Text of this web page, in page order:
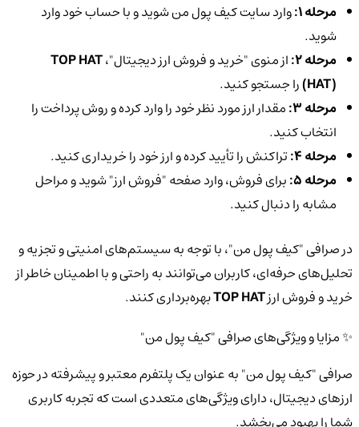
مرحله 1: وارد سایت کیف پول من شوید و با حساب خود وارد
شوید.
مرحله 2: از منوی "خرید و فروش ارز دیجیتال"،TOP HAT
(HAT)را جستجو کنید.
مرحله 3:
مقدار ارز مورد نظر خود را وارد کرده و روش پرداخت را
انتخاب کنید.
مرحله 4: تراکنش را تأیید کرده و ارز خود را خریداری کنید.
مرحله 5: برای فروش، وارد صفحه "فروش ارز" شوید و مراحل
مشابه را دنبال کنید.
در صرافی "کیف پول من"، با توجه به سیستم‌های امنیتی و تجزیه و
تحلیل‌های حرفه‌ای، کاربران می‌توانند به راحتی و با اطمینان خاطر از
خرید و فروش ارزTOP HATبهره‌برداری کنند.
✨ مزایا و ویژگی‌های صرافی "کیف پول من"
صرافی "کیف پول من" به عنوان یک پلتفرم معتبر و پیشرفته در حوزه
ارزهای دیجیتال، دارای ویژگی‌های متعددی است که تجربه کاربری
شما را بهبود می‌بخشد.